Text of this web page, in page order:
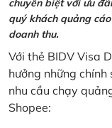
chuyên biệt với ưu
quý khách quảng
doanh thu.
Với thẻ BIDV Visa
hưởng những
nhu cầu chạy
Shopee: